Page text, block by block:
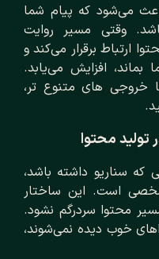
می‌شود که پیام شما
وقتی مسیر روایت
ارتباط برقرار می‌کند و
بماند، افزایش می‌یابد.
‌های متنوع‌ تر،
تولید محتوا
که سناریو داشته باشد،
است. این ساختار
محتوا سردرگم نشود.
خوب دیده نمی‌شوند،